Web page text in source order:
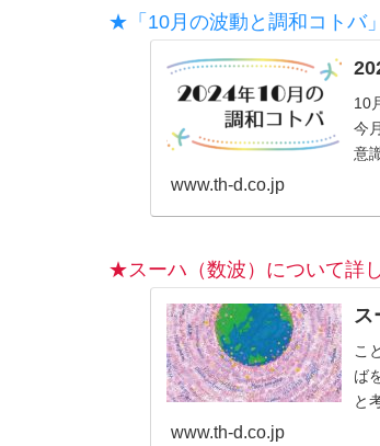
★「10月の波動と調和コトバ
10
今
意
www.th-d.co.jp
★スーハ（数波）について詳
ス
こ
ば
と
www.th-d.co.jp